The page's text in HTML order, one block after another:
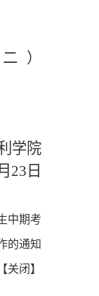
）
学院
23 日
中期考
的通知
【关闭 】